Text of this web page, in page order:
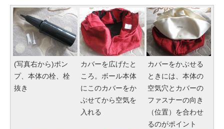
(写真右から)ポン
プ、本体の栓、栓
抜き
カバーを広げたと
ころ。ボール本体
にこのカバーをか
ぶせてから空気を
入れる
カバーをかぶせる
ときには、本体の
空気穴とカバーの
ファスナーの向き
（位置）を合わせ
るのがポイント